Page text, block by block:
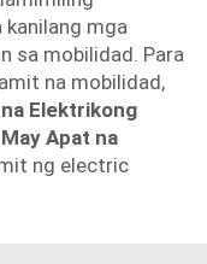
kanilang mga
sa mobilidad. Para
na mobilidad,
Elektrikong
Apat na
ng electric